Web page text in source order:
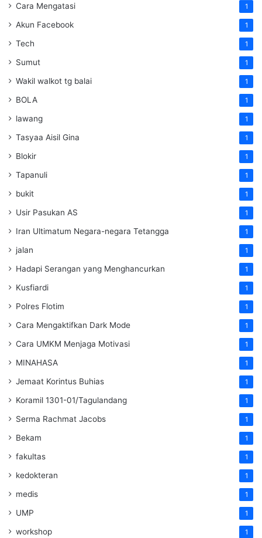
Cara Mengatasi 1
Akun Facebook 1
Tech 1
Sumut 1
Wakil walkot tg balai 1
BOLA 1
lawang 1
Tasyaa Aisil Gina 1
Blokir 1
Tapanuli 1
bukit 1
Usir Pasukan AS 1
Iran Ultimatum Negara-negara Tetangga 1
jalan 1
Hadapi Serangan yang Menghancurkan 1
Kusfiardi 1
Polres Flotim 1
Cara Mengaktifkan Dark Mode 1
Cara UMKM Menjaga Motivasi 1
MINAHASA 1
Jemaat Korintus Buhias 1
Koramil 1301-01/Tagulandang 1
Serma Rachmat Jacobs 1
Bekam 1
fakultas 1
kedokteran 1
medis 1
UMP 1
workshop 1